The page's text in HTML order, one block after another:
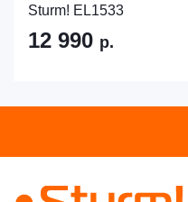
Sturm! EL1533
12 990 р.